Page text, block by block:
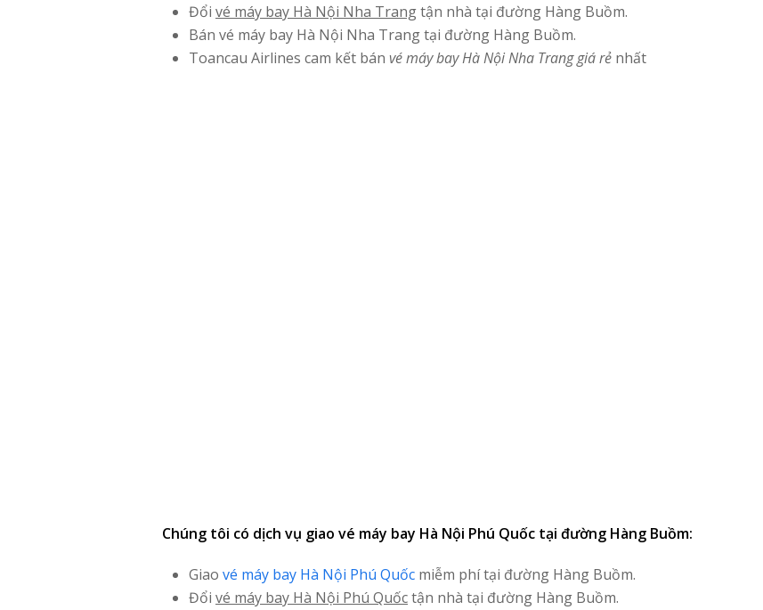
Đổi vé máy bay Hà Nội Nha Trangtận nhà tại đường Hàng Buồm.
Bán vé máy bay Hà Nội Nha Trang tại đường Hàng Buồm.
Toancau Airlines cam kết bán vé máy bay Hà Nội Nha Trang giá rẻ nhất
Chúng tôi có dịch vụ giao vé máy bay Hà Nội Phú Quốc tại đường Hàng Buồm:
Giao vé máy bay Hà Nội Phú Quốc miễm phí tại đường Hàng Buồm.
Đổi vé máy bay Hà Nội Phú Quốctận nhà tại đường Hàng Buồm.